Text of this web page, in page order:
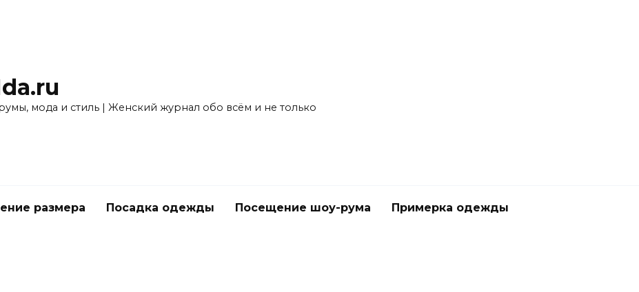
мода и стиль | Женский журнал обо всём и не только
размера Посадка одежды Посещение шоу-рума Примерка одежды